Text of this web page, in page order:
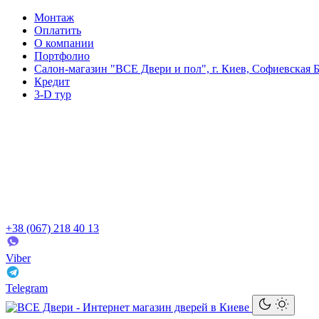
Монтаж
Оплатить
О компании
Портфолио
Салон-магазин "ВСЕ Двери и пол", г. Киев, Софиевская
Кредит
3-D тур
+38 (067) 218 40 13
Viber
Telegram